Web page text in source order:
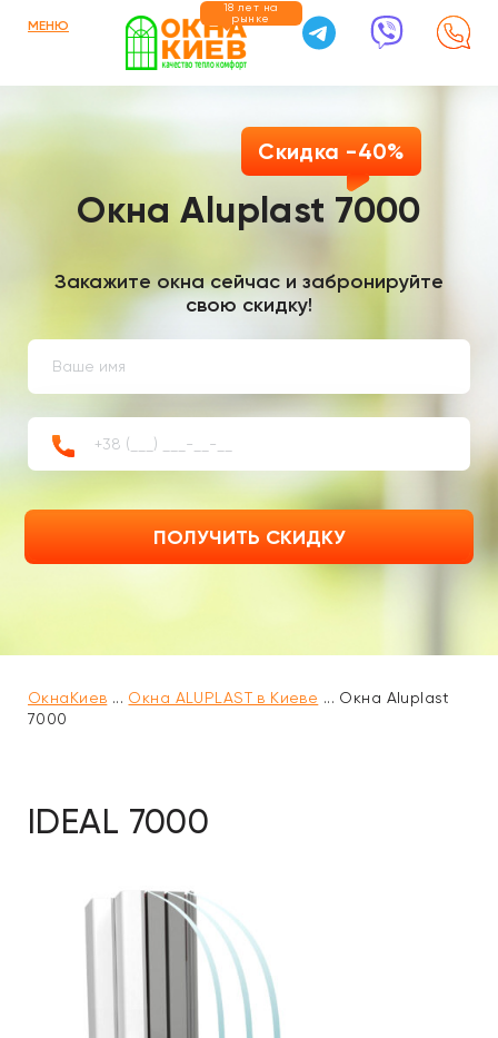
МЕНЮ
18 лет на
рынке
Окна Aluplast 7000
Скидка -40%
Закажите окна сейчас и забронируйте
свою скидку!
ПОЛУЧИТЬ СКИДКУ
ОкнаКиев ... Окна ALUPLAST в Киеве ... Окна Aluplast
7000
IDEAL 7000